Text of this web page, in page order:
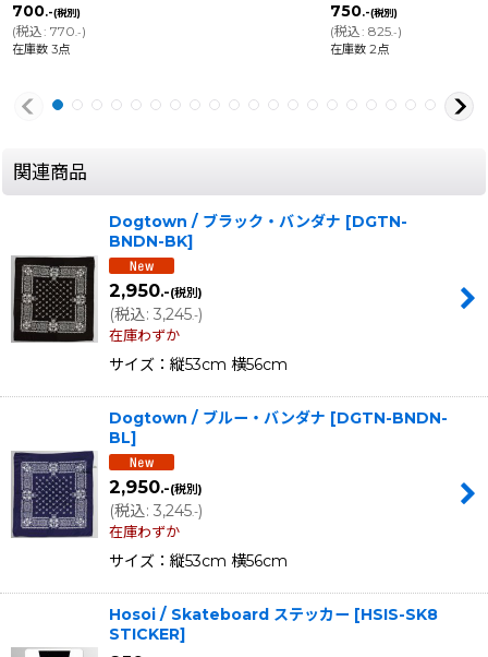
700.-(税別)
(税込: 770 .-)
在庫数 3点
750.-(税別)
(税込: 825.-)
在庫数 2点
関連商品
Dogtown / ブラック・バンダナ [DGTN-
BNDN-BK]
2,950.-(税別)
(税込: 3,245.-)
在庫わずか
サイズ：縦53cm 横56cm
Dogtown / ブルー・バンダナ [DGTN-BNDN-
BL]
2,950.-(税別)
(税込: 3,245.-)
在庫わずか
サイズ：縦53cm 横56cm
Hosoi / Skateboard ステッカー [HSIS-SK8
STICKER]